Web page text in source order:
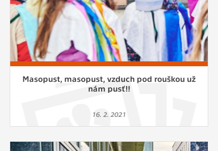
Masopust, masopust, vzduch pod rouškou už
nám pusť!!
16. 2. 2021